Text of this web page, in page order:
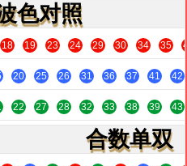
色对照
18 19 23 24 29 30 34 35
20 25 26 31 36 37 41 42
22 27 28 32 33 38 39 43
合数单双